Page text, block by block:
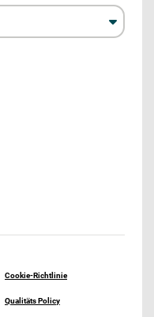
Cookie-Richtlinie
Qualitäts Policy